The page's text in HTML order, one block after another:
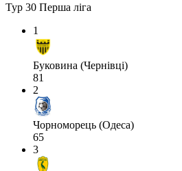
Тур 30 Перша ліга
1
Буковина (Чернівці)
81
2
Чорноморець (Одеса)
65
3